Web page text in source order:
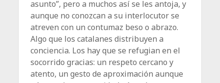
asunto”, pero a muchos así se les antoja, y
aunque no conozcan a su interlocutor se
atreven con un contumaz beso o abrazo.
Algo que los catalanes distribuyen a
conciencia. Los hay que se refugian en el
socorrido gracias: un respeto cercano y
atento, un gesto de aproximación aunque